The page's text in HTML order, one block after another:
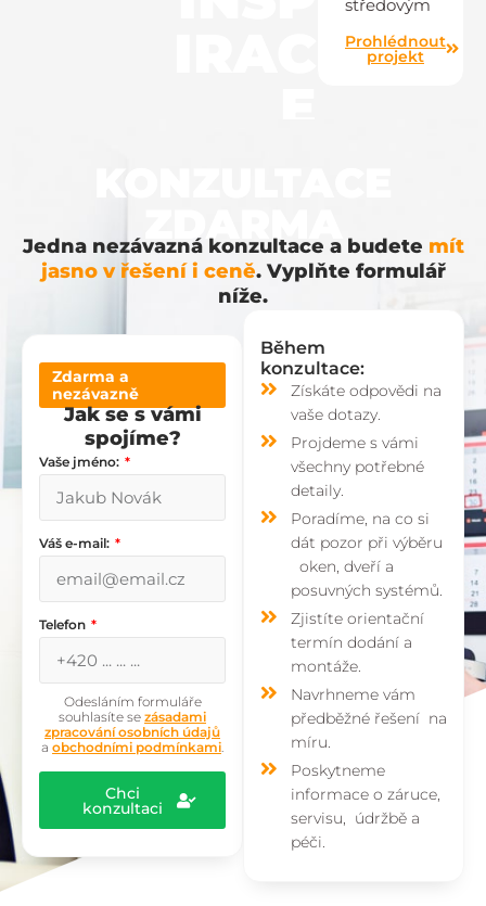
středovým
Prohlédnout
projekt
ZDARMA
Jedna nezávazná konzultace a budete mít
jasno v řešení i ceně. Vyplňte formulář
níže.
Zdarma a
nezávazně
Jak se s vámi
spojíme?
Vaše jméno:
Váš e-mail:
Telefon
Odesláním formuláře
souhlasíte se zásadami
zpracování osobních údajů
a obchodními podmínkami.
Chci
konzultaci
Během
konzultace:
Získáte odpovědi na
vaše dotazy.
Projdeme s vámi
všechny potřebné
detaily.
Poradíme, na co si
dát pozor při výběru
oken, dveří a
posuvných systémů.
Zjistíte orientační
termín dodání a
montáže.
Navrhneme vám
předběžné řešení na
míru.
Poskytneme
informace o záruce,
servisu, údržbě a
péči.